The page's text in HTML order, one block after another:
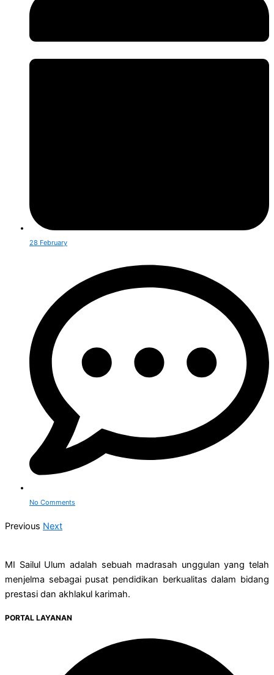
28 February
No Comments
Previous Next
MI Sailul Ulum adalah sebuah madrasah unggulan yang telah
menjelma sebagai pusat pendidikan berkualitas dalam bidang
prestasi dan akhlakul karimah.
PORTAL LAYANAN